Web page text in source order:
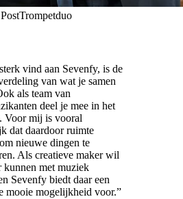
Trompetduo
vind aan Sevenfy, is de
van wat je samen
als team van
deel je mee in het
Voor mij is vooral
dat daardoor ruimte
nieuwe dingen te
Als creatieve maker wil
kunnen met muziek
Sevenfy biedt daar een
mooie mogelijkheid voor.”